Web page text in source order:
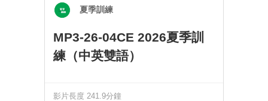
夏季訓練
MP3-26-04CE 2026夏季訓
練（中英雙語）
影片長度 241.9分鐘